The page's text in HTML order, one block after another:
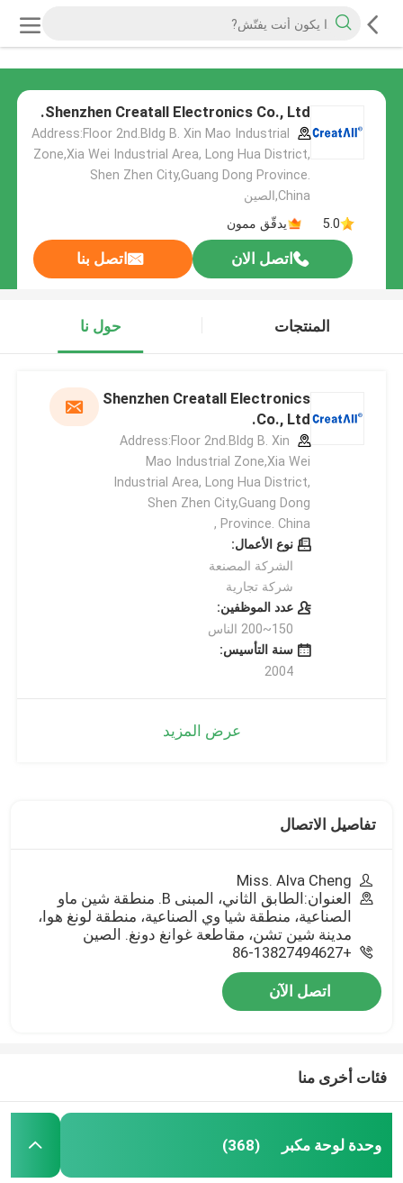
Shenzhen Creatall Electronics Co., Ltd.
Address:Floor 2nd.Bldg B. Xin Mao Industrial
Zone,Xia Wei Industrial Area, Long Hua District,
Shen Zhen City,Guang Dong Province.
China,الصين
5.0
يدقّق ممون
اتصل الان اتصل بنا
المنتجات حول نا
Shenzhen Creatall Electronics
Co., Ltd.
Address:Floor 2nd.Bldg B. Xin
Mao Industrial Zone,Xia Wei
Industrial Area, Long Hua District,
Shen Zhen City,Guang Dong
Province. China ,
نوع الأعمال:
الشركة المصنعة
شركة تجارية
عدد الموظفين:
150~200 الناس
سنة التأسيس:
2004
عرض المزيد
تفاصيل الاتصال
Miss. Alva Cheng
العنوان:الطابق الثاني، المبنى B. منطقة شين ماو
الصناعية، منطقة شيا وي الصناعية، منطقة لونغ هوا،
مدينة شين تشن، مقاطعة غوانغ دونغ. الصين
+86-13827494627
اتصل الآن
فئات أخرى منا
وحدة لوحة مكبر (368)